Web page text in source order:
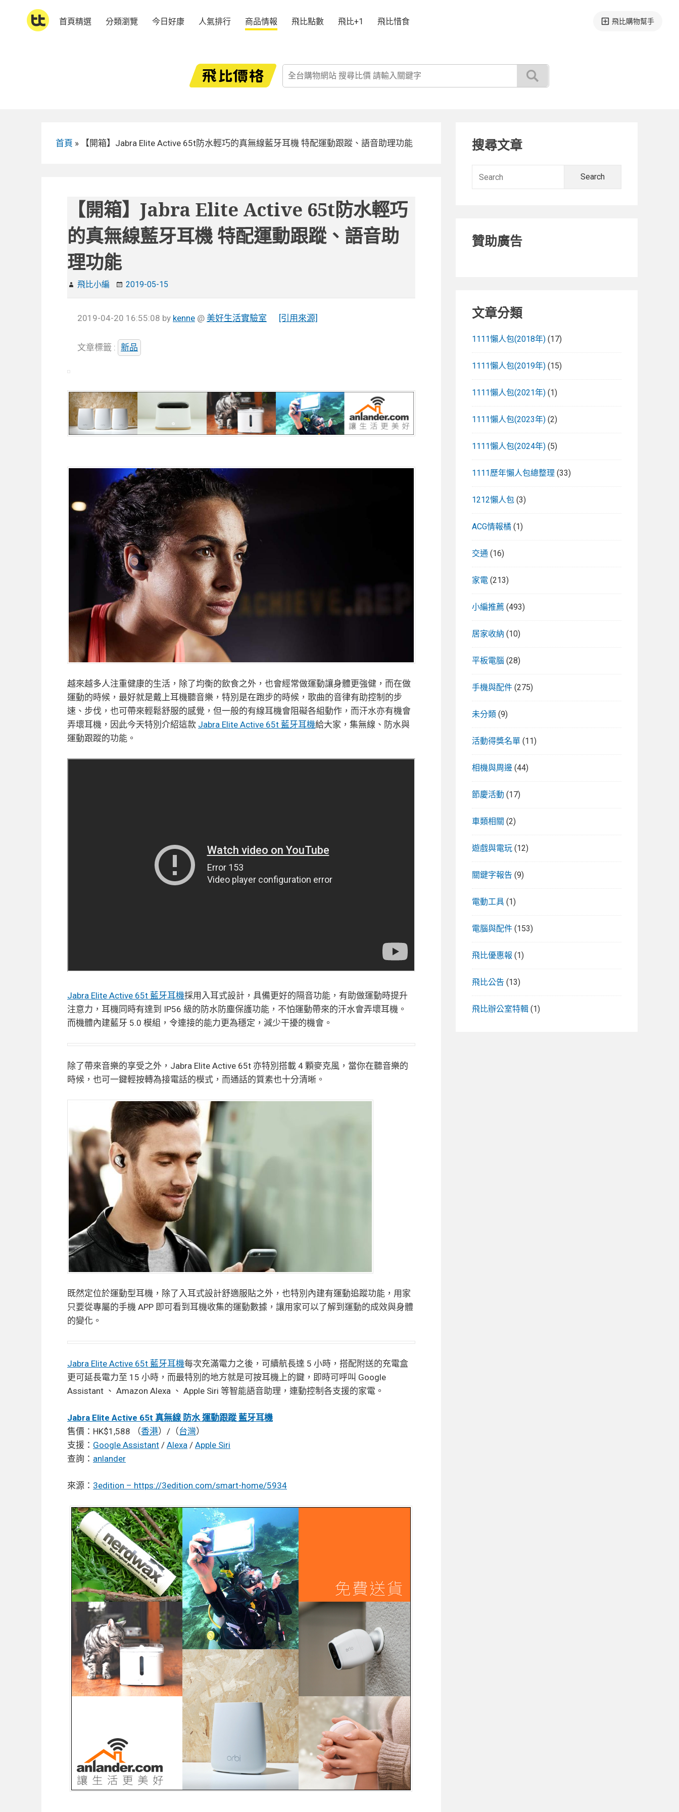
首頁精選 分類瀏覽 今日好康 人氣排行 商品情報 飛比點數 飛比+1 飛比惜食 飛比購物幫手
首頁 » 【開箱】Jabra Elite Active 65t防水輕巧的真無線藍牙耳機 特配運動跟蹤、語音助理功能
【開箱】Jabra Elite Active 65t防水輕巧
的真無線藍牙耳機 特配運動跟蹤、語音助
理功能
飛比小編 2019-05-15
2019-04-20 16:55:08 by kenne @ 美好生活實驗室 [引用來源]
文章標籤 : 新品
越來越多人注重健康的生活，除了均衡的飲食之外，也會經常做運動讓身體更強健，而在做
運動的時候，最好就是戴上耳機聽音樂，特別是在跑步的時候，歌曲的音律有助控制的步
速、步伐，也可帶來輕鬆舒服的感覺，但一般的有線耳機會阻礙各組動作，而汗水亦有機會
弄壞耳機，因此今天特別介紹這款 Jabra Elite Active 65t 藍牙耳機給大家，集無線、防水與
運動跟蹤的功能。
Jabra Elite Active 65t 藍牙耳機採用入耳式設計，具備更好的隔音功能，有助做運動時提升
注意力，耳機同時有達到 IP56 級的防水防塵保護功能，不怕運動帶來的汗水會弄壞耳機。
而機體內建藍牙 5.0 模組，令連接的能力更為穩定，減少干擾的機會。
除了帶來音樂的享受之外，Jabra Elite Active 65t 亦特別搭載 4 顆麥克風，當你在聽音樂的
時候，也可一鍵輕按轉為接電話的模式，而通話的質素也十分清晰。
既然定位於運動型耳機，除了入耳式設計舒適服貼之外，也特別內建有運動追蹤功能，用家
只要從專屬的手機 APP 即可看到耳機收集的運動數據，讓用家可以了解到運動的成效與身體
的變化。
Jabra Elite Active 65t 藍牙耳機每次充滿電力之後，可續航長達 5 小時，搭配附送的充電盒
更可延長電力至 15 小時，而最特別的地方就是可按耳機上的鍵，即時可呼叫 Google
Assistant 、 Amazon Alexa 、 Apple Siri 等智能語音助理，連動控制各支援的家電。
Jabra Elite Active 65t 真無線 防水 運動跟蹤 藍牙耳機
售價：HK$1,588 （香港）/（台灣）
支援： Google Assistant / Alexa / Apple Siri
查詢： anlander
來源： 3edition – https://3edition.com/smart-home/5934
Primary
Sidebar
搜尋文章
贊助廣告
文章分類
1111懶人包(2018年) (17)
1111懶人包(2019年) (15)
1111懶人包(2021年) (1)
1111懶人包(2023年) (2)
1111懶人包(2024年) (5)
1111歷年懶人包總整理 (33)
1212懶人包 (3)
ACG情報橘 (1)
交通 (16)
家電 (213)
小編推薦 (493)
居家收納 (10)
平板電腦 (28)
手機與配件 (275)
未分類 (9)
活動得獎名單 (11)
相機與周邊 (44)
節慶活動 (17)
車類相關 (2)
遊戲與電玩 (12)
關鍵字報告 (9)
電動工具 (1)
電腦與配件 (153)
飛比優惠報 (1)
飛比公告 (13)
飛比辦公室特輯 (1)